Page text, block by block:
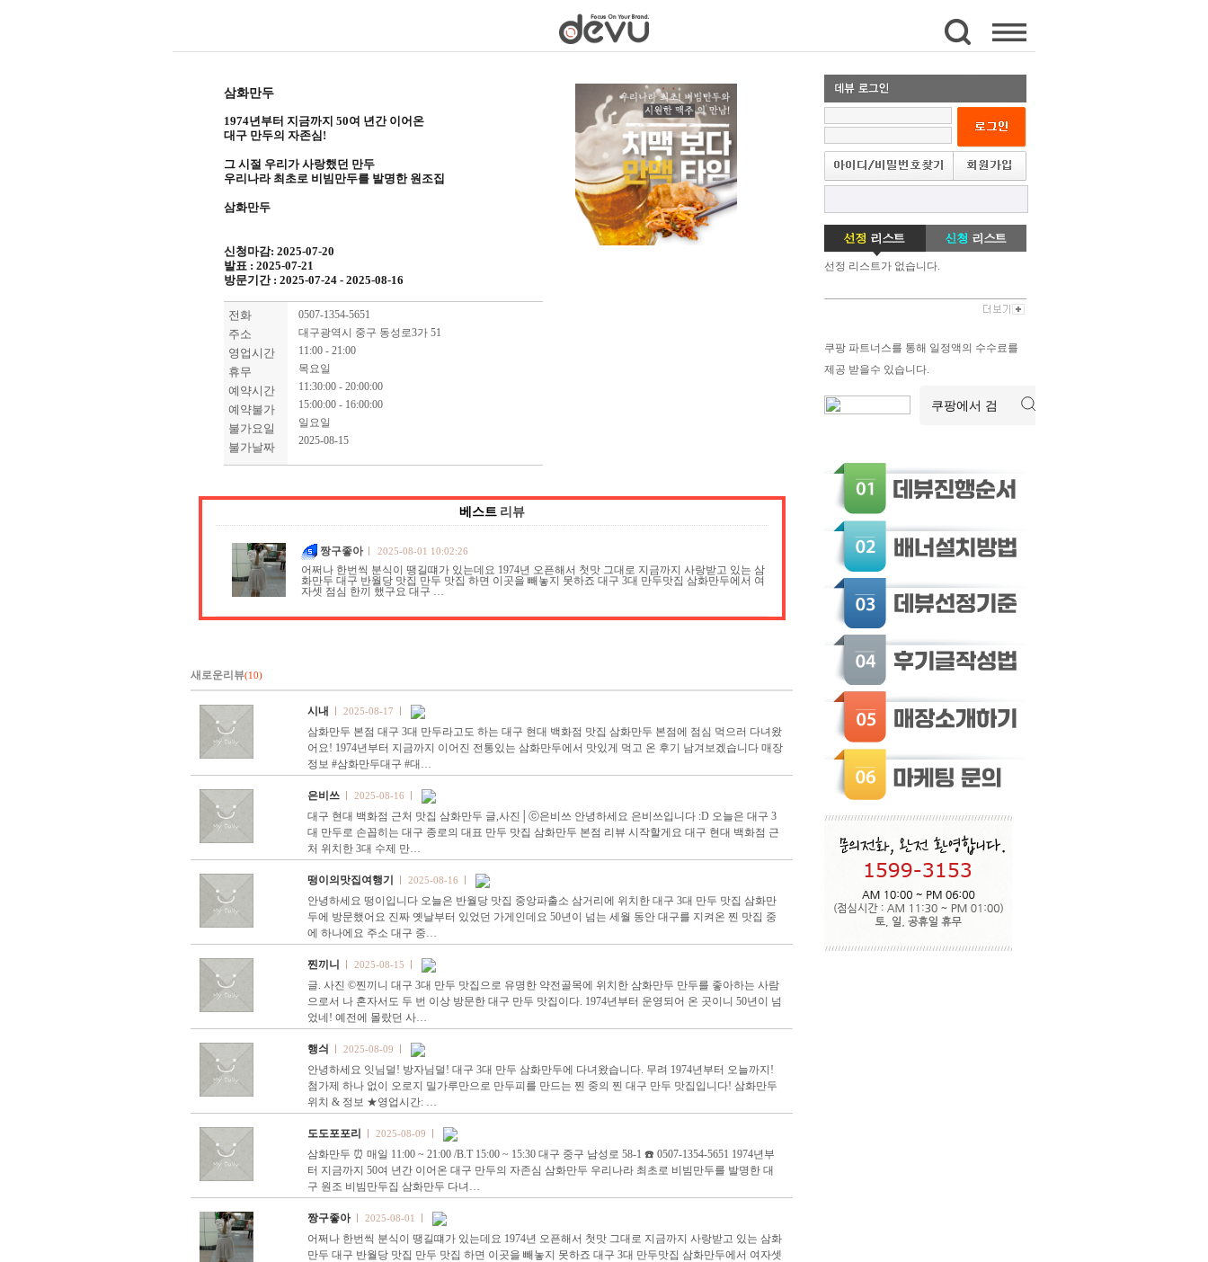
삼화만두
1974년부터 지금까지 50여 년간 이어온
대구 만두의 자존심!
그 시절 우리가 사랑했던 만두
우리나라 최초로 비빔만두를 발명한 원조집
삼화만두
신청마감: 2025-07-20
발표 : 2025-07-21
방문기간 : 2025-07-24 - 2025-08-16
전화
주소
영업시간
휴무
예약시간
예약불가
불가요일
불가날짜
0507-1354-5651
대구광역시 중구 동성로3가 51
11:00 - 21:00
목요일
11:30:00 - 20:00:00
15:00:00 - 16:00:00
일요일
2025-08-15
베스트 리뷰
짱구좋아 2025-08-01 10:02:26
어쩌나 한번씩 분식이 땡길떄가 있는데요 1974년 오픈해서 첫맛 그대로 지금까지 사랑받고 있는 삼
화만두 대구 반월당 맛집 만두 맛집 하면 이곳을 빼놓지 못하죠 대구 3대 만두맛집 삼화만두에서 여
자셋 점심 한끼 했구요 대구 …
새로운리뷰(10)
시내 2025-08-17
삼화만두 본점 대구 3대 만두라고도 하는 대구 현대 백화점 맛집 삼화만두 본점에 점심 먹으러 다녀왔
어요! 1974년부터 지금까지 이어진 전통있는 삼화만두에서 맛있게 먹고 온 후기 남겨보겠습니다 매장
정보 #삼화만두대구 #대…
은비쓰 2025-08-16
대구 현대 백화점 근처 맛집 삼화만두 글,사진│ⓒ은비쓰 안녕하세요 은비쓰입니다 :D 오늘은 대구 3
대 만두로 손꼽히는 대구 종로의 대표 만두 맛집 삼화만두 본점 리뷰 시작할게요 대구 현대 백화점 근
처 위치한 3대 수제 만…
떵이의맛집여행기 2025-08-16
안녕하세요 떵이입니다 오늘은 반월당 맛집 중앙파출소 삼거리에 위치한 대구 3대 만두 맛집 삼화만
두에 방문했어요 진짜 옛날부터 있었던 가게인데요 50년이 넘는 세월 동안 대구를 지켜온 찐 맛집 중
에 하나에요 주소 대구 중…
찐끼니 2025-08-15
글. 사진 ©찐끼니 대구 3대 만두 맛집으로 유명한 약전골목에 위치한 삼화만두 만두를 좋아하는 사람
으로서 나 혼자서도 두 번 이상 방문한 대구 만두 맛집이다. 1974년부터 운영되어 온 곳이니 50년이 넘
었네! 예전에 몰랐던 사…
행싀 2025-08-09
안녕하세요 잇님덜! 방자님덜! 대구 3대 만두 삼화만두에 다녀왔습니다. 무려 1974년부터 오늘까지!
첨가제 하나 없이 오로지 밀가루만으로 만두피를 만드는 찐 중의 찐 대구 만두 맛집입니다! 삼화만두
위치 & 정보 ★영업시간: …
도도포포리 2025-08-09
삼화만두 ⏰️ 매일 11:00 ~ 21:00 /B.T 15:00 ~ 15:30 대구 중구 남성로 58-1 ☎️ 0507-1354-5651 1974년부
터 지금까지 50여 년간 이어온 대구 만두의 자존심 삼화만두 우리나라 최초로 비빔만두를 발명한 대
구 원조 비빔만두집 삼화만두 다녀…
짱구좋아 2025-08-01
어쩌나 한번씩 분식이 땡길떄가 있는데요 1974년 오픈해서 첫맛 그대로 지금까지 사랑받고 있는 삼화
만두 대구 반월당 맛집 만두 맛집 하면 이곳을 빼놓지 못하죠 대구 3대 만두맛집 삼화만두에서 여자셋
선정 리스트가 없습니다.
쿠팡 파트너스를 통해 일정액의 수수료를
제공 받을수 있습니다.